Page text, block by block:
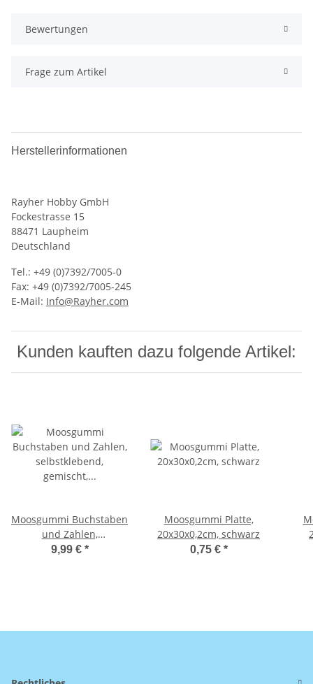
Bewertungen
Frage zum Artikel
Herstellerinformationen
Rayher Hobby GmbH
Fockestrasse 15
88471 Laupheim
Deutschland
Tel.: +49 (0)7392/7005-0
Fax: +49 (0)7392/7005-245
E-Mail: Info@Rayher.com
Kunden kauften dazu folgende Artikel:
Moosgummi Buchstaben
und Zahlen,
selbstklebend, gemischt,
9,99 € *
Moosgummi Platte,
20x30x0,2cm, schwarz
0,75 € *